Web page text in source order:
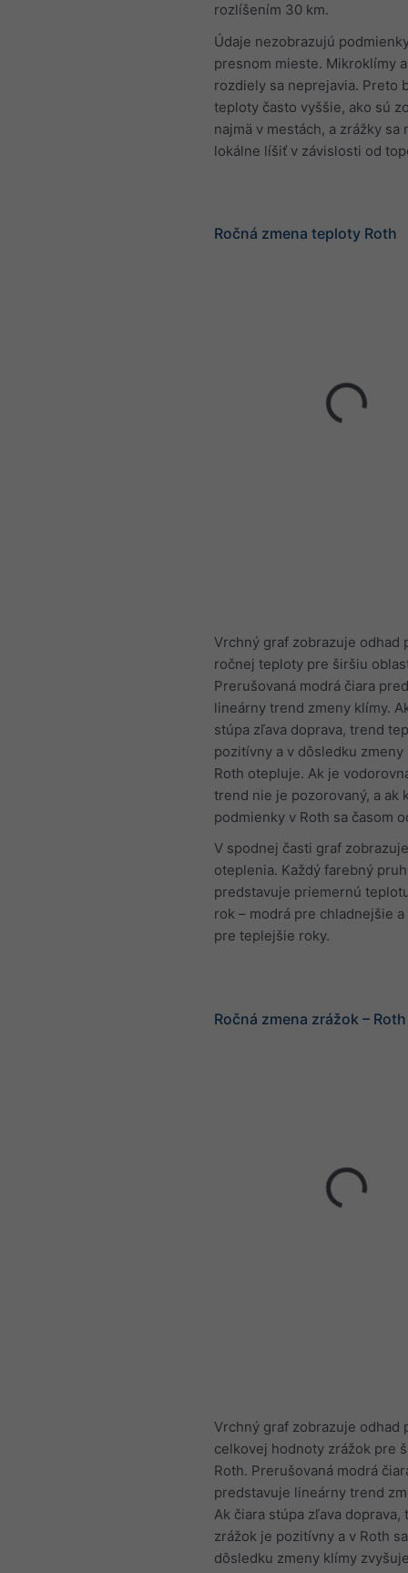
rozlíšením 30 km.
Údaje nezobrazujú
presnom mieste. Mikroklímy
rozdiely sa neprejavia. Preto
teploty často vyššie, ako sú
najmä v mestách, a zrážky sa
lokálne líšiť v závislosti od
Ročná zmena teploty Roth
Vrchný graf zobrazuje odhad
ročnej teploty pre širšiu
Prerušovaná modrá čiara
lineárny trend zmeny klímy.
stúpa zľava doprava, trend
pozitívny a v dôsledku zmeny
Roth otepluje. Ak je
trend nie je pozorovaný, a ak
podmienky v Roth sa časom
V spodnej časti graf
oteplenia. Každý farebný pruh
predstavuje priemernú
rok – modrá pre chladnejšie
pre teplejšie roky.
Ročná zmena zrážok – Roth
Vrchný graf zobrazuje odhad
celkovej hodnoty zrážok pre
Roth. Prerušovaná modrá
predstavuje lineárny trend
Ak čiara stúpa zľava doprava,
zrážok je pozitívny a v Roth
dôsledku zmeny klímy